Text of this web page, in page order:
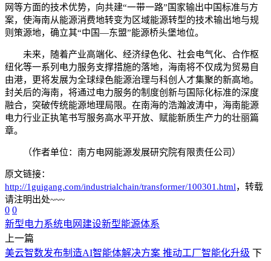
网等方面的技术优势，向共建“一带一路”国家输出中国标准与方
案，使海南从能源消费地转变为区域能源转型的技术输出地与规
则策源地，确立其“中国—东盟”能源桥头堡地位。
未来，随着产业高端化、经济绿色化、社会电气化、合作枢
纽化等一系列电力服务支撑措施的落地，海南将不仅成为贸易自
由港，更将发展为全球绿色能源治理与科创人才集聚的新高地。
封关后的海南，将通过电力服务的制度创新与国际化标准的深度
融合，突破传统能源地理局限。在南海的浩瀚波涛中，海南能源
电力行业正执笔书写服务高水平开放、赋能新质生产力的壮丽篇
章。
（作者单位：南方电网能源发展研究院有限责任公司）
原文链接：
http://1guigang.com/industrialchain/transformer/100301.html，转载
请注明出处~~~
0 0
新型电力系统电网建设新型能源体系
上一篇
美云智数发布制造AI智能体解决方案 推动工厂智能化升级 下